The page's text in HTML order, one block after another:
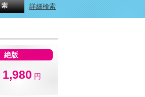
詳細検索
絶版
1,980 円